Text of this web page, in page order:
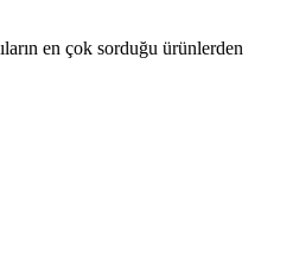
en çok sorduğu ürünlerden